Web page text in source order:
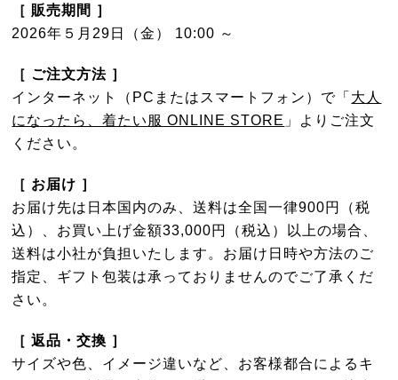
［ 販売期間 ］
2026年５月29日（金） 10:00 ～
［ ご注文方法 ］
インターネット（PCまたはスマートフォン）で「大人
になったら、着たい服 ONLINE STORE 」よりご注文
ください。
［ お届け ］
お届け先は日本国内のみ、送料は全国一律900円（税
込）、お買い上げ金額33,000円（税込）以上の場合、
送料は小社が負担いたします。お届け日時や方法のご
指定、ギフト包装は承っておりませんのでご了承くだ
さい。
［ 返品・交換 ］
サイズや色、イメージ違いなど、お客様都合によるキ